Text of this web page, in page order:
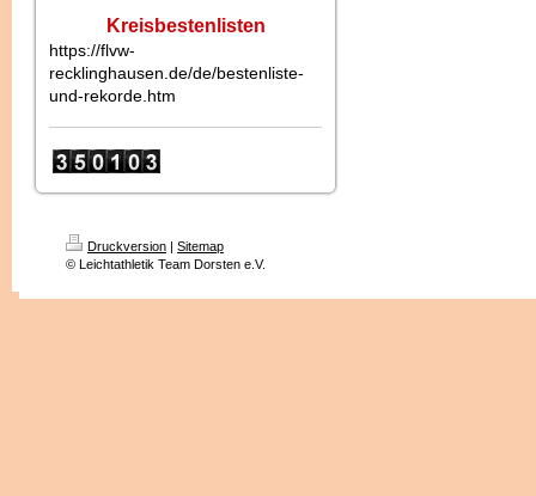
Kreisbestenlisten
https://flvw-
recklinghausen.de/de/bestenliste-
und-rekorde.htm
Druckversion | Sitemap
© Leichtathletik Team Dorsten e.V.